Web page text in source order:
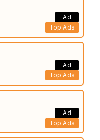
Top Ads
Ad
Top Ads
Ad
Top Ads
Ad